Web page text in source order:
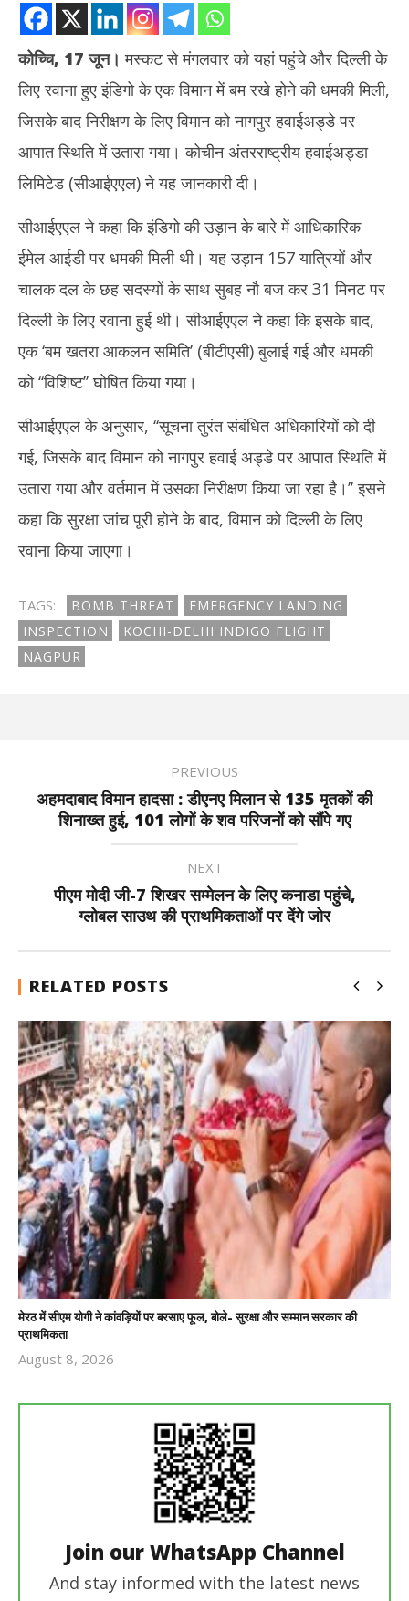
NOW VIEWING
कोच्चि-दिल्ली इंडिगो विमान में बम की धमकी, निरीक्षण के लिए नागपुर में कराई गई
आपात लैंडिंग
June
2025
कोच्चि, 17 जून। मस्कट से मंगलवार को यहां पहुंचे और दिल्ली के
लिए रवाना हुए इंडिगो के एक विमान में बम रखे होने की धमकी मिली,
जिसके बाद निरीक्षण के लिए विमान को नागपुर हवाईअड्डे पर
आपात स्थिति में उतारा गया। कोचीन अंतरराष्ट्रीय हवाईअड्डा
लिमिटेड (सीआईएएल) ने यह जानकारी दी।
सीआईएएल ने कहा कि इंडिगो की उड़ान के बारे में आधिकारिक
ईमेल आईडी पर धमकी मिली थी। यह उड़ान 157 यात्रियों और
चालक दल के छह सदस्यों के साथ सुबह नौ बज कर 31 मिनट पर
दिल्ली के लिए रवाना हुई थी। सीआईएएल ने कहा कि इसके बाद,
एक ‘बम खतरा आकलन समिति’ (बीटीएसी) बुलाई गई और धमकी
को ‘‘विशिष्ट’’ घोषित किया गया।
सीआईएएल के अनुसार, ‘‘सूचना तुरंत संबंधित अधिकारियों को दी
गई, जिसके बाद विमान को नागपुर हवाई अड्डे पर आपात स्थिति में
उतारा गया और वर्तमान में उसका निरीक्षण किया जा रहा है।’’ इसने
कहा कि सुरक्षा जांच पूरी होने के बाद, विमान को दिल्ली के लिए
रवाना किया जाएगा।
TAGS: BOMB THREAT
EMERGENCY LANDING
INSPECTION
KOCHI-DELHI INDIGO FLIGHT
NAGPUR
PREVIOUS
अहमदाबाद विमान हादसा : डीएनए मिलान से 135 मृतकों की
शिनाख्त हुई, 101 लोगों के शव परिजनों को सौंपे गए
NEXT
पीएम मोदी जी-7 शिखर सम्मेलन के लिए कनाडा पहुंचे,
ग्लोबल साउथ की प्राथमिकताओं पर देंगे जोर
RELATED POSTS
मेरठ में सीएम योगी ने कांवड़ियों पर बरसाए फूल, बोले- सुरक्षा और सम्मान सरकार की
प्राथमिकता
August 8, 2026
Join our WhatsApp Channel
And stay informed with the latest news